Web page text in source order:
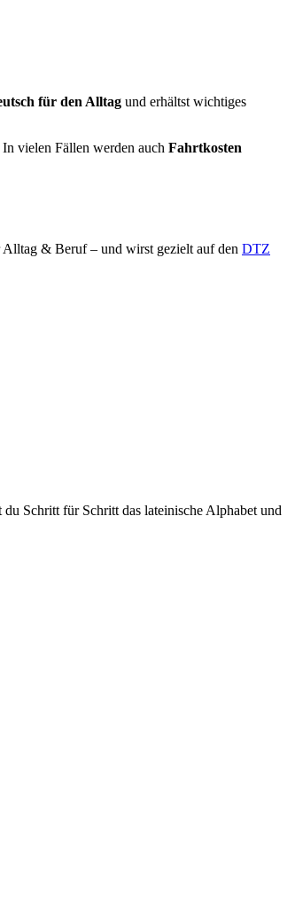
für den Alltag und erhältst wichtiges
vielen Fällen werden auch Fahrtkosten
Alltag & Beruf – und wirst gezielt auf den DTZ
du Schritt für Schritt das lateinische Alphabet und